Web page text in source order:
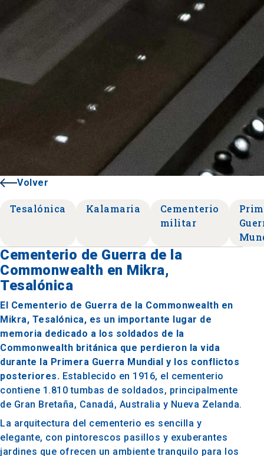
Volver
Tesalónica Kalamaria
Cementerio
militar
Cementerio de Guerra de la
Commonwealth en Mikra,
Tesalónica
El Cementerio de Guerra de la Commonwealth en
Mikra, Tesalónica, es un importante lugar de
memoria dedicado a los soldados de la
Commonwealth británica que perdieron la vida
durante la Primera Guerra Mundial y los conflictos
posteriores. Establecido en 1916, el cementerio
contiene 1.810 tumbas de soldados, principalmente
de Gran Bretaña, Canadá, Australia y Nueva Zelanda.
La arquitectura del cementerio es sencilla y
elegante, con pintorescos pasillos y exuberantes
jardines que ofrecen un ambiente tranquilo para los